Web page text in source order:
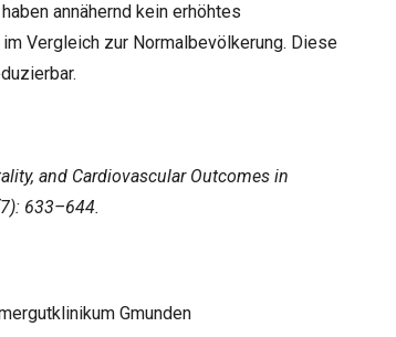
annähernd kein erhöhtes
Vergleich zur Normalbevölkerung. Diese
and Cardiovascular Outcomes in
633–644.
Gmunden